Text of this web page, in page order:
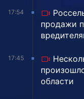
17:54
продажи
17:45
области